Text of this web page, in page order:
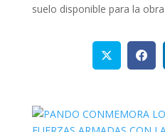
suelo disponible para la